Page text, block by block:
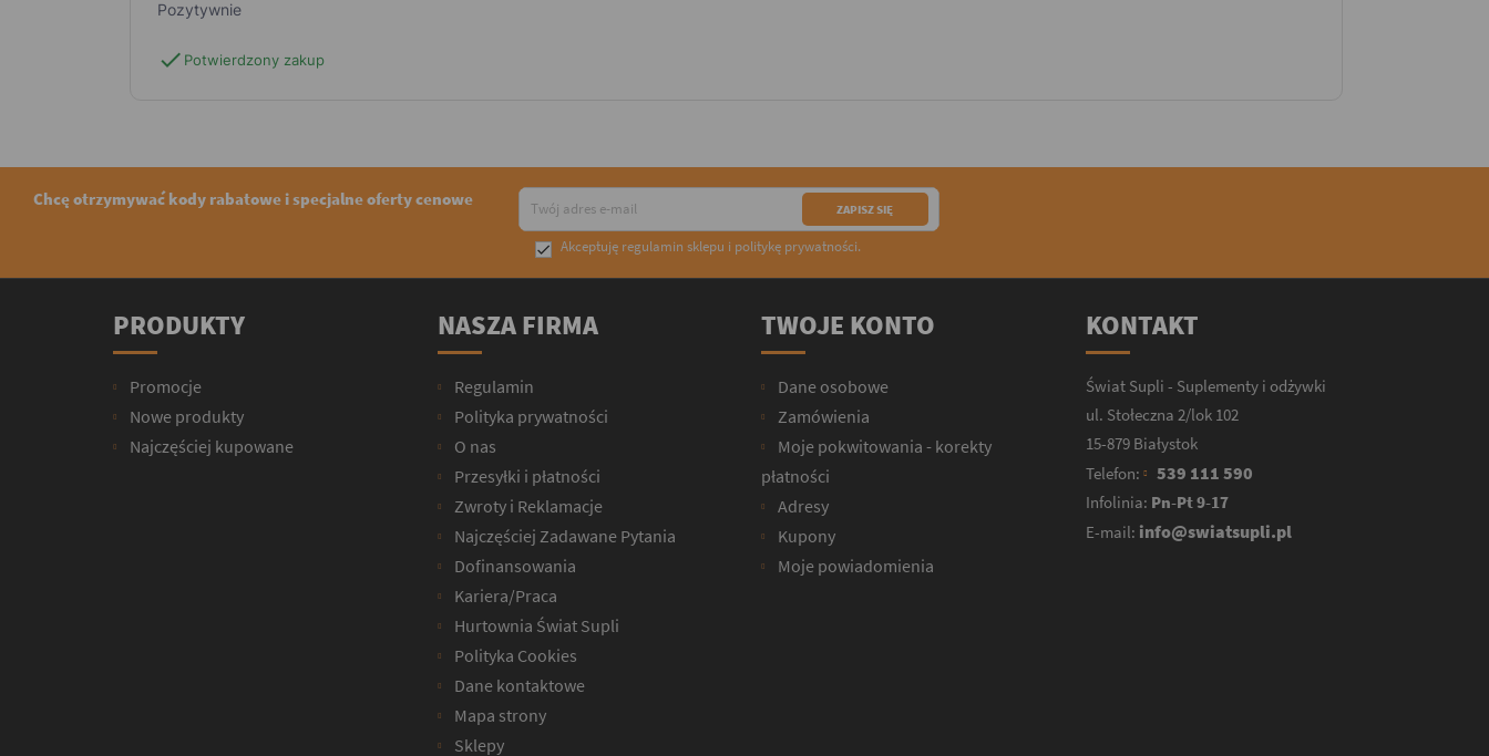
Pozytywnie
check Potwierdzony zakup
Chcę otrzymywać kody rabatowe i specjalne oferty cenowe
 Akceptuję regulamin sklepu i politykę prywatności.
PRODUKTY
Promocje
Nowe produkty
Najczęściej kupowane
NASZA FIRMA
Regulamin
Polityka prywatności
O nas
Przesyłki i płatności
Zwroty i Reklamacje
Najczęściej Zadawane Pytania
Dofinansowania
Kariera/Praca
Hurtownia Świat Supli
Polityka Cookies
Dane kontaktowe
Mapa strony
Sklepy
TWOJE KONTO
Dane osobowe
Zamówienia
Moje pokwitowania - korekty
płatności
Adresy
Kupony
Moje powiadomienia
KONTAKT
Świat Supli - Suplementy i odżywki
ul. Stołeczna 2/lok 102
15-879 Białystok
Telefon:
539 111 590
Infolinia: Pn-Pt 9-17
E-mail: info@swiatsupli.pl